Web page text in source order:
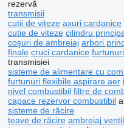
rezervă
transmisii
cutii de viteze axuri cardanice
cutie de viteze cilindru
coşuri de ambreiaj arbori
finale cruci cardanice
transmisiei
sisteme de alimentare cu
furtunuri flexibile aspirare aer
nivel combustibil filtre de
capace rezervor combustibil
sisteme de răcire
țeave de răcire ambreiaj